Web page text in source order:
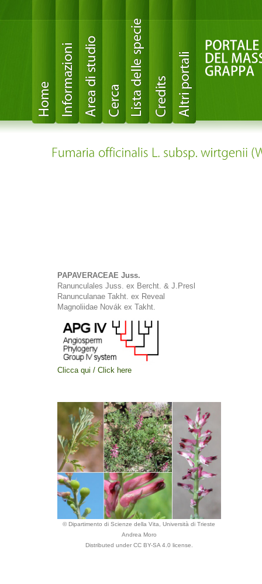
PAPAVERACEAE Juss.
Ranunculales Juss. ex Bercht. & J.Presl
Ranunculanae Takht. ex Reveal
Magnoliidae Novák ex Takht.
Clicca qui / Click here
© Dipartimento di Scienze della Vita, Università di Trieste
Andrea Moro
Distributed under CC BY-SA 4.0 license.